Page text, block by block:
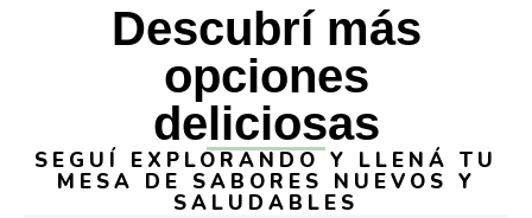
Descubrí más
opciones
deliciosas
SEGUÍ EXPLORANDO Y LLENÁ TU
MESA DE SABORES NUEVOS Y
SALUDABLES